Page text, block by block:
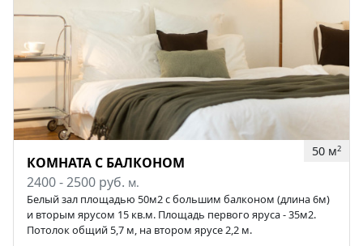
50 м2
КОМНАТА С БАЛКОНОМ
2400 - 2500 руб. м.
Белый зал площадью 50м2 с большим балконом (длина 6м)
и вторым ярусом 15 кв.м. Площадь первого яруса - 35м2.
Потолок общий 5,7 м, на втором ярусе 2,2 м.